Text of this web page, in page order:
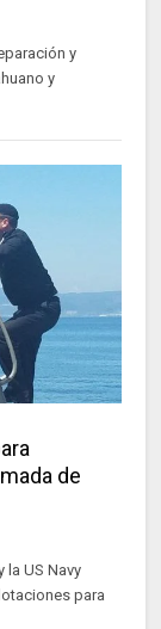
y
y
de
la US Navy
para